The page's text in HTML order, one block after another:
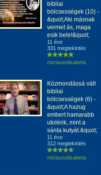
bibliai
bölcsességek (10) -
&quot;Aki másnak
vermet ás, maga
esik bele!&quot;
11 éve
331 megtekintés
miclauselisabeta
Közmondássá vált
bibliai
bölcsességek (6) -
&quot;A hazug
embert hamarabb
utolérik, mint a
sánta kutyát.&quot;
11 éve
312 megtekintés
miclauselisabeta